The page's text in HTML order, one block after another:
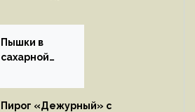
Пышки в
сахарной
Пирог «Дежурный» с